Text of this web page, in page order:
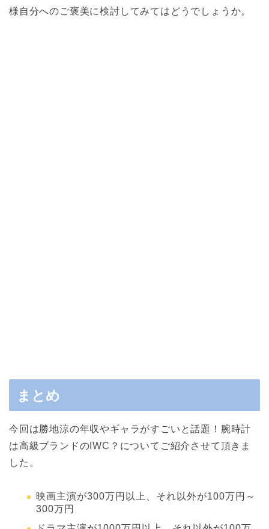
様自分へのご褒美に検討してみてはどうでしょうか。
まとめ
今回は勝地涼の年収やギャラがすごいと話題！腕時計
は高級ブランドのIWC？についてご紹介させて頂きま
した。
映画主演が300万円以上、それ以外が100万円～
300万円